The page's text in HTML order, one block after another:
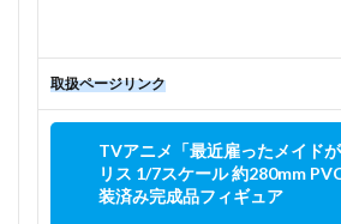
取扱ページリンク
TVアニメ「最近雇ったメイド
リス 1/7スケール 約280mm
装済み完成品フィギュア